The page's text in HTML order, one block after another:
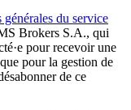
du service
Brokers S.A., qui
pour recevoir une
pour la gestion de
de ce